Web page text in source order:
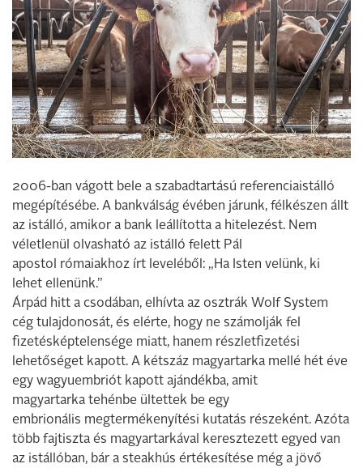
2006-ban vágott bele a szabadtartású referenciaistálló
megépítésébe. A bankválság évében járunk, félkészen állt
az istálló, amikor a bank leállította a hitelezést. Nem
véletlenül olvasható az istálló felett Pál
apostol rómaiakhoz írt leveléből: „Ha Isten velünk, ki
lehet ellenünk.”
Árpád hitt a csodában, elhívta az osztrák Wolf System
cég tulajdonosát, és elérte, hogy ne számolják fel
fizetésképtelensége miatt, hanem részletfizetési
lehetőséget kapott. A kétszáz magyartarka mellé hét éve
egy wagyuembriót kapott ajándékba, amit
magyartarka tehénbe ültettek be egy
embrionális megtermékenyítési kutatás részeként. Azóta
több fajtiszta és magyartarkával keresztezett egyed van
az istállóban, bár a steakhús értékesítése még a jövő